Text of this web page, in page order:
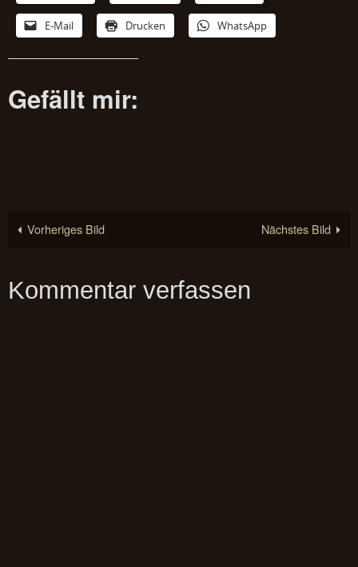
E-Mail Drucken WhatsApp
Gefällt mir:
Vorheriges Bild Nächstes Bild
Kommentar verfassen